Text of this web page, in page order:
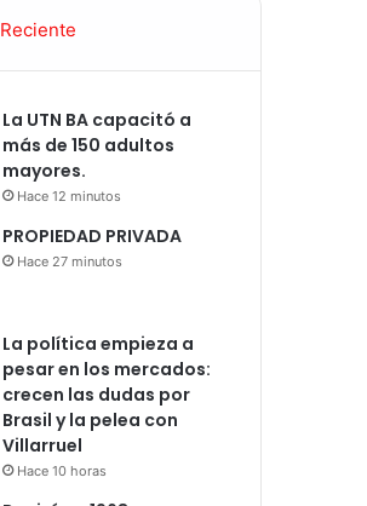
Reciente
La UTN BA capacitó a
más de 150 adultos
mayores.
Hace 12 minutos
PROPIEDAD PRIVADA
Hace 27 minutos
La política empieza a
pesar en los mercados:
crecen las dudas por
Brasil y la pelea con
Villarruel
Hace 10 horas